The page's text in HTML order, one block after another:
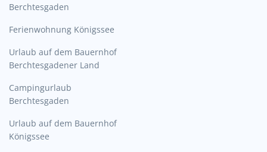
Berchtesgaden
Ferienwohnung Königssee
Urlaub auf dem Bauernhof
Berchtesgadener Land
Campingurlaub
Berchtesgaden
Urlaub auf dem Bauernhof
Königssee